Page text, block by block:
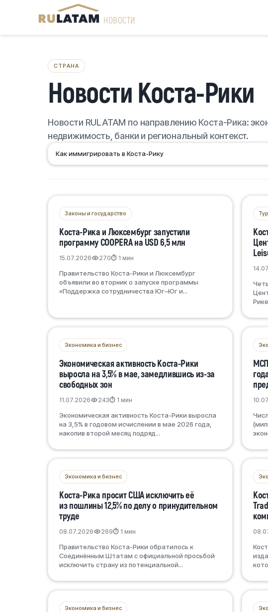
НОВОСТИ
СТРАНА
Новости Коста-Рики
Новости RULATAM по направлению Коста-Рика:
недвижимость, банки и региональный контекст.
Как иммигрировать в Коста-Рику
Законы и государство
Коста-Рика и Люксембург запустили
программу COOPERA на USD 6,5 млн
15.07.2026 270⏱ 1 мин
Правительство Коста-Рики и Люксембург
объявили во вторник о запуске программы
«Поддержка сотрудничества Юг–Юг и...
Экономика и бизнес
Экономическая активность Коста-Рики
выросла на 3,5% в мае, замедлившись из-за
свободных зон
11.07.2026 243⏱ 1 мин
Экономическая активность Коста-Рики выросла
на 3,5% в годовом исчислении в мае 2026 года,
накопив второй месяц подряд...
Экономика и бизнес
Коста-Рика просит США исключить её
из пошлины 12,5% по делу о принудительном
труде
08.07.2026 269⏱ 1 мин
Правительство Коста-Рики обратилось к
Соединённым Штатам с официальной просьбой
исключить страну из потенциальной...
Экономика и бизнес